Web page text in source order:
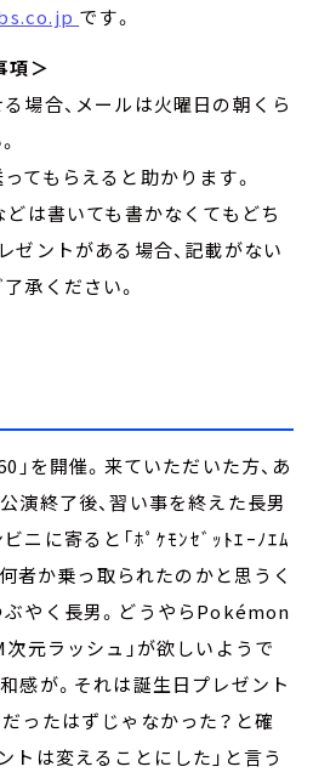
です。
項＞
場合、メールは火曜日の朝くら
てもらえると助かります。
どは書いても書かなくてもどち
ゼントがある場合、記載がない
承ください。
」を開催。来ていただいた方、あ
演終了後、習い事を終えた長男
ニに寄ると「ﾎﾟｹﾓﾝｾﾞｯﾄｴｰﾉｴﾑ
者か乗っ取られたのかと思うく
やく長男。どうやらPokémon
元ラッシュ」が欲しいようで
感が。それは誕生日プレゼント
ったはずじゃなかった？と確
トは変えることにした」と言う